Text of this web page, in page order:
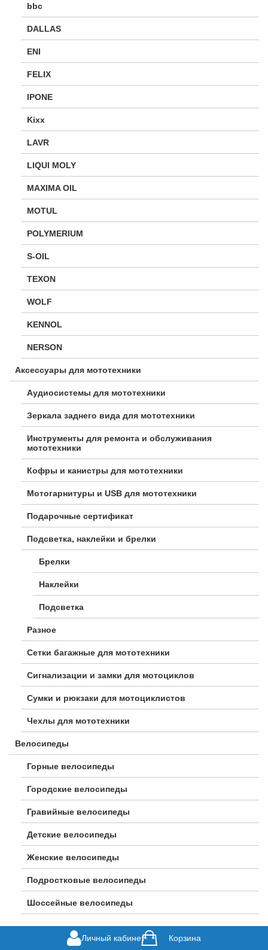
bbc
DALLAS
ENI
FELIX
IPONE
Kixx
LAVR
LIQUI MOLY
MAXIMA OIL
MOTUL
POLYMERIUM
S-OIL
TEXON
WOLF
KENNOL
NERSON
Аксессуары для мототехники
Аудиосистемы для мототехники
Зеркала заднего вида для мототехники
Инструменты для ремонта и обслуживания
мототехники
Кофры и канистры для мототехники
Мотогарнитуры и USB для мототехники
Подарочные сертификат
Подсветка, наклейки и брелки
Брелки
Наклейки
Подсветка
Разное
Сетки багажные для мототехники
Сигнализации и замки для мотоциклов
Сумки и рюкзаки для мотоциклистов
Чехлы для мототехники
Велосипеды
Горные велосипеды
Городские велосипеды
Гравийные велосипеды
Детские велосипеды
Женские велосипеды
Подростковые велосипеды
Шоссейные велосипеды
Личный кабинет Корзина